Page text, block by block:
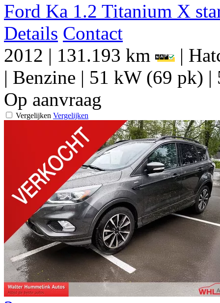
Ford Ka 1.2 Titanium X
Details Contact
2012 | 131.193 km |
| Benzine | 51 kW (69 pk) |
Op aanvraag
Vergelijken Vergelijken